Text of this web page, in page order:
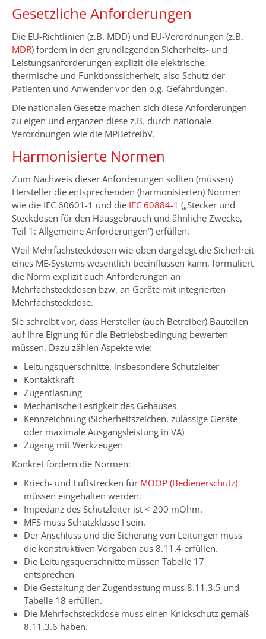
Gesetzliche Anforderungen
Die EU-Richtlinien (z.B. MDD) und EU-Verordnungen (z.B.
MDR) fordern in den grundlegenden Sicherheits- und
Leistungsanforderungen explizit die elektrische,
thermische und Funktionssicherheit, also Schutz der
Patienten und Anwender vor den o.g. Gefährdungen.
Die nationalen Gesetze machen sich diese Anforderungen
zu eigen und ergänzen diese z.B. durch nationale
Verordnungen wie die MPBetreibV.
Harmonisierte Normen
Zum Nachweis dieser Anforderungen sollten (müssen)
Hersteller die entsprechenden (harmonisierten) Normen
wie die IEC 60601-1 und die IEC 60884-1 („Stecker und
Steckdosen für den Hausgebrauch und ähnliche Zwecke,
Teil 1: Allgemeine Anforderungen“) erfüllen.
Weil Mehrfachsteckdosen wie oben dargelegt die Sicherheit
eines ME-Systems wesentlich beeinflussen kann, formuliert
die Norm explizit auch Anforderungen an
Mehrfachsteckdosen bzw. an Geräte mit integrierten
Mehrfachsteckdose.
Sie schreibt vor, dass Hersteller (auch Betreiber) Bauteilen
auf Ihre Eignung für die Betriebsbedingung bewerten
müssen. Dazu zählen Aspekte wie:
Leitungsquerschnitte, insbesondere Schutzleiter
Kontaktkraft
Zugentlastung
Mechanische Festigkeit des Gehäuses
Kennzeichnung (Sicherheitszeichen, zulässige Geräte
oder maximale Ausgangsleistung in VA)
Zugang mit Werkzeugen
Konkret fordern die Normen:
Kriech- und Luftstrecken für MOOP (Bedienerschutz)
müssen eingehalten werden.
Impedanz des Schutzleiter ist < 200 mOhm.
MFS muss Schutzklasse I sein.
Der Anschluss und die Sicherung von Leitungen muss
die konstruktiven Vorgaben aus 8.11.4 erfüllen.
Die Leitungsquerschnitte müssen Tabelle 17
entsprechen
Die Gestaltung der Zugentlastung muss 8.11.3.5 und
Tabelle 18 erfüllen.
Die Mehrfachsteckdose muss einen Knickschutz gemäß
8.11.3.6 haben.